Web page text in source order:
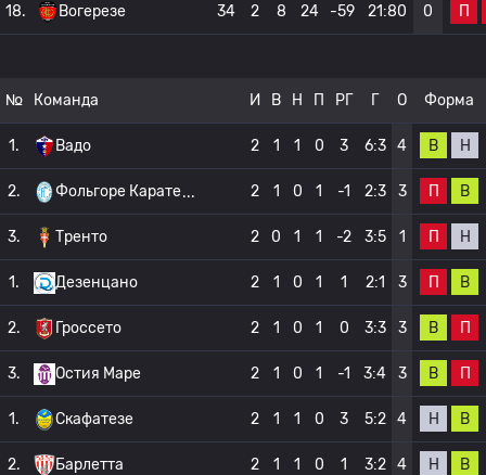
18. Вогерезе 34 2 8 24 -59 21:80 0 П
№ Команда И В Н П РГ Г О Форма
1. Вадо 2 1 1 0 3 6:3 4 В Н
2. Фольгоре Карате 2 1 0 1 -1 2:3 3 П В
3. Тренто 2 0 1 1 -2 3:5 1 П Н
1. Дезенцано 2 1 0 1 1 2:1 3 П В
2. Гроссето 2 1 0 1 0 3:3 3 В П
3. Остия Маре 2 1 0 1 -1 3:4 3 В П
1. Скафатезе 2 1 1 0 3 5:2 4 Н В
2. Барлетта 2 1 1 0 1 3:2 4 Н В